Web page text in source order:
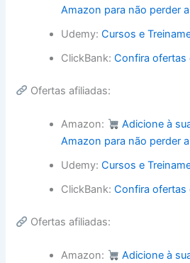
Amazon para não perder
Udemy:Cursos e
ClickBank:Confira ofertas
Ofertas afiliadas:
Amazon:
Adicione à
Amazon para não perder
Udemy:Cursos e
ClickBank:Confira ofertas
Ofertas afiliadas:
Amazon:
Adicione à